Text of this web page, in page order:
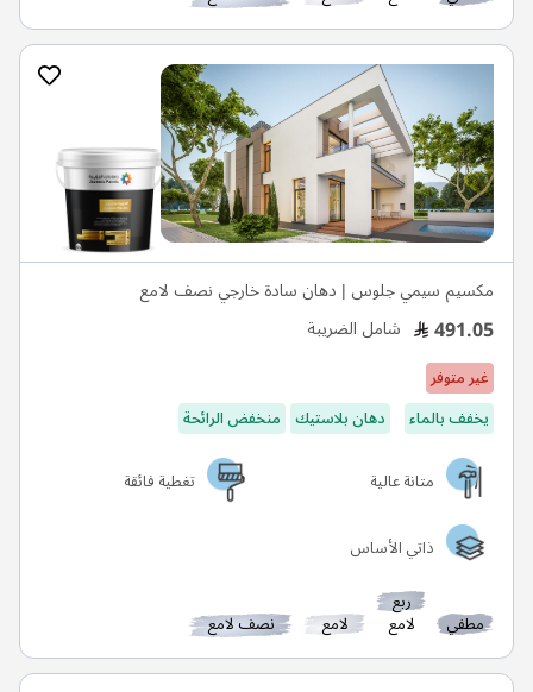
مكسيم سيمي جلوس | دهان سادة خارجي نصف لامع
491.05 شامل الضريبة
غير متوفر
يخفف بالماء
دهان بلاستيك منخفض الرائحة
متانة عالية
تغطية فائقة
ذاتي الأساس
مطفي
ربع
لامع لامع نصف لامع